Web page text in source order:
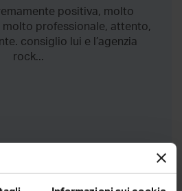
positiva, molto
professionale, attento,
consiglio lui e l’agenzia
rock...